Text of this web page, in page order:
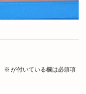
※ が付いている欄は必須項